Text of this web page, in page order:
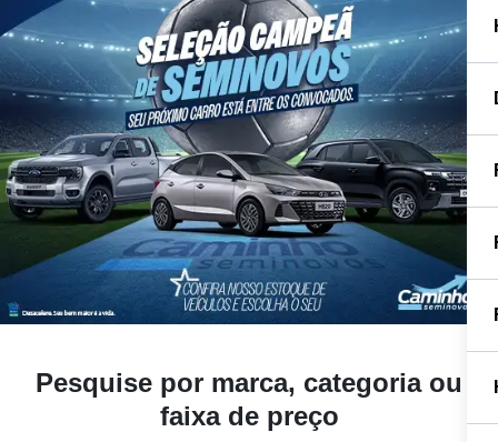
Pesquise por marca, categoria ou
faixa de preço